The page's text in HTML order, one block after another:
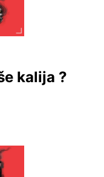
kalija ?